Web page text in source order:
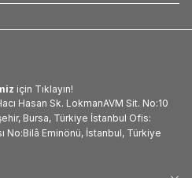
için Tıklayın!
Hasan Sk. LokmanAVM Sit. No:10
Bursa, Türkiye İstanbul Ofis:
No:Bilâ Eminönü, İstanbul, Türkiye